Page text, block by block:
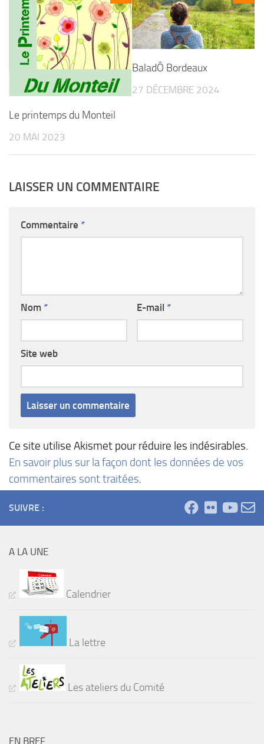
Le printemps du Monteil
20 MAI 2023
BaladÔ Bordeaux
27 DÉCEMBRE 2024
LAISSER UN COMMENTAIRE
Commentaire *
Nom * E-mail *
Site web
Ce site utilise Akismet pour réduire les indésirables.
En savoir plus sur la façon dont les données de vos
commentaires sont traitées
SUIVRE :
A LA UNE
Calendrier
La lettre
Les ateliers du Comité
EN BREF